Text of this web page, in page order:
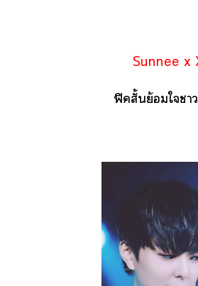
Sunnee x
ฟิคสั้นย้อมใจา